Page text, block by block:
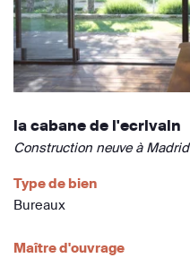
la cabane de l'ecrivain
Construction neuve à Madrid
Type de bien
Bureaux
Maître d'ouvrage